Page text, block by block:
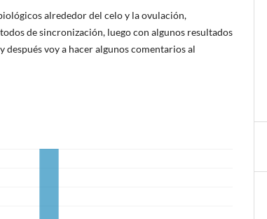
alrededor del celo y la ovulación,
de sincronización, luego con algunos resultados
después voy a hacer algunos comentarios al